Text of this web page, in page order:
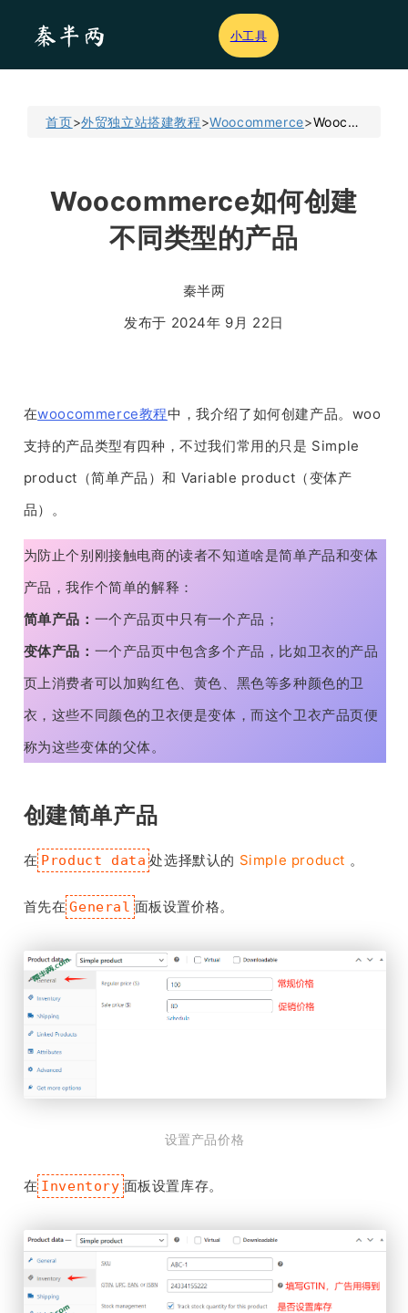
小工具
首页>外贸独立站搭建教程>Woocommerce> Woocommerce如何创建不同类型的产品
Woocommerce如何创建
不同类型的产品
秦半两
发布于 2024年 9月 22日
在woocommerce教程中，我介绍了如何创建产品。woo
支持的产品类型有四种，不过我们常用的只是 Simple
product（简单产品）和 Variable product（变体产
品）。
为防止个别刚接触电商的读者不知道啥是简单产品和变体
产品，我作个简单的解释：
简单产品： 一个产品页中只有一个产品；
变体产品： 一个产品页中包含多个产品，比如卫衣的产品
页上消费者可以加购红色、黄色、黑色等多种颜色的卫
衣，这些不同颜色的卫衣便是变体，而这个卫衣产品页便
称为这些变体的父体。
创建简单产品
在 Product data 处选择默认的 Simple product 。
首先在 General 面板设置价格。
设置产品价格
在 Inventory 面板设置库存。